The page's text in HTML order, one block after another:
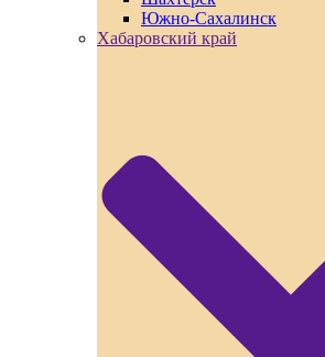
Южно-Сахалинск
Хабаровский край